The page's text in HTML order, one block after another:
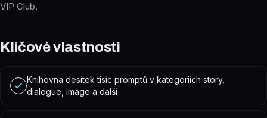
VIP Club.
Klíčové vlastnosti
Knihovna desítek tisíc promptů v kategoriích story,
dialogue, image a další